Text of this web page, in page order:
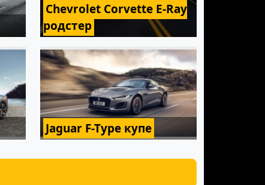
Chevrolet Corvette E-Ray
родстер
Jaguar F-Type купе